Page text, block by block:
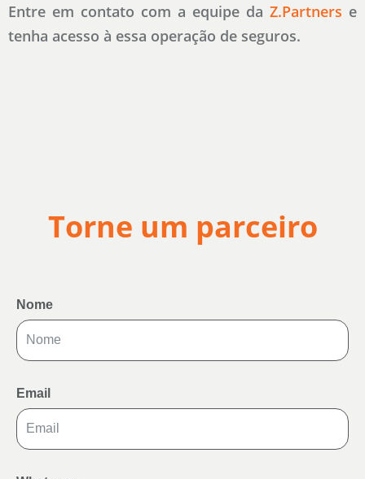
Entre em contato com a equipe da Z.Partners e
tenha acesso à essa operação de seguros.
Torne um parceiro
Nome
Email